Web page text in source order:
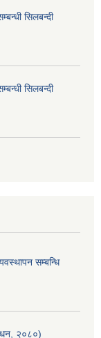
सिलबन्दी
सिलबन्दी
सम्बन्धि
२०८०)